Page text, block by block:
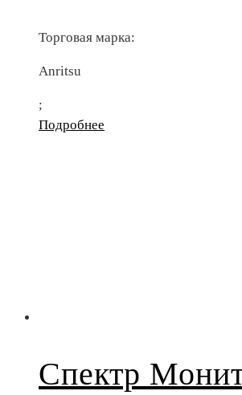
Торговая марка:
Anritsu
;
Подробнее
Спектр